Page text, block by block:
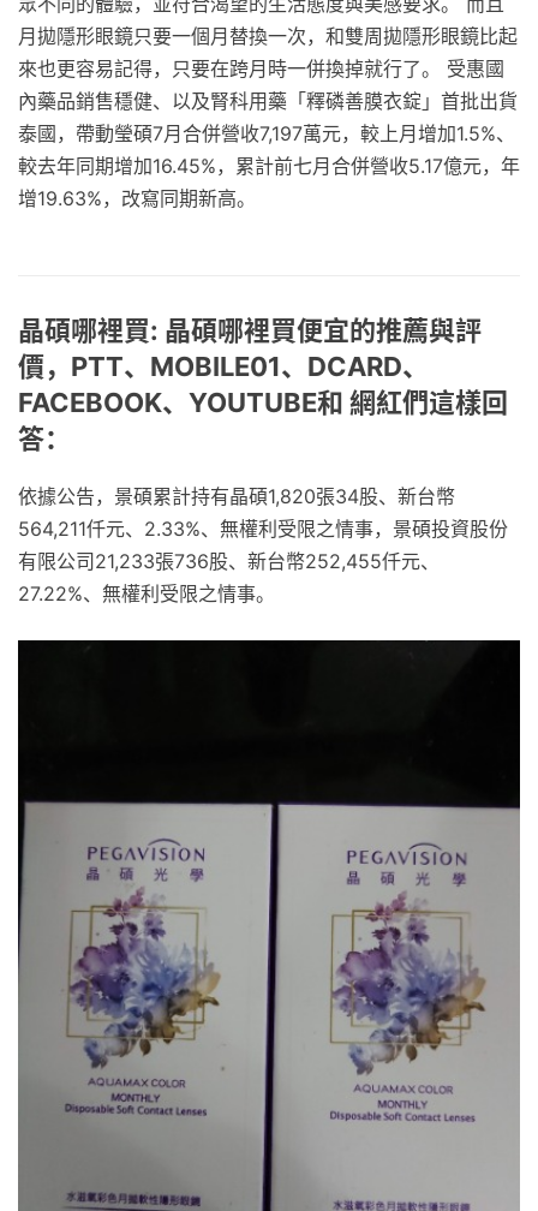
月拋隱形眼鏡只要一個月替換一次，和雙周拋隱形眼鏡比起
來也更容易記得，只要在跨月時一併換掉就行了。 受惠國
內藥品銷售穩健、以及腎科用藥「釋磷善膜衣錠」首批出貨
泰國，帶動瑩碩7月合併營收7,197萬元，較上月增加1.5%、
較去年同期增加16.45%，累計前七月合併營收5.17億元，年
增19.63%，改寫同期新高。
晶碩哪裡買: 晶碩哪裡買便宜的推薦與評
價，PTT、MOBILE01、DCARD、
FACEBOOK、YOUTUBE和 網紅們這樣回
答：
依據公告，景碩累計持有晶碩1,820張34股、新台幣
564,211仟元、2.33%、無權利受限之情事，景碩投資股份
有限公司21,233張736股、新台幣252,455仟元、
27.22%、無權利受限之情事。